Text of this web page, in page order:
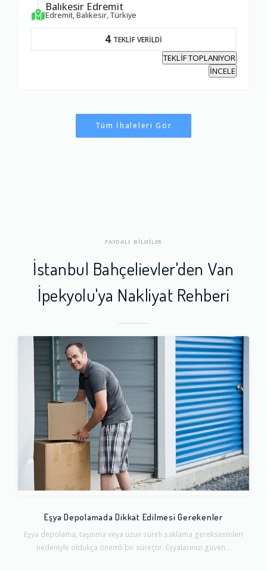
Balıkesir Edremit
Edremit, Balıkesir, Türkiye
4 TEKLİF VERİLDİ
TEKLİF TOPLANIYOR
İNCELE
Tüm İhaleleri Gör
FAYDALI BİLGİLER
İstanbul Bahçelievler'den Van
İpekyolu'ya Nakliyat Rehberi
Eşya Depolamada Dikkat Edilmesi Gerekenler
Eşya depolama, taşınma veya uzun süreli saklama gereksinimleri
nedeniyle oldukça önemli bir süreçtir. Eşyalarınızı güven...